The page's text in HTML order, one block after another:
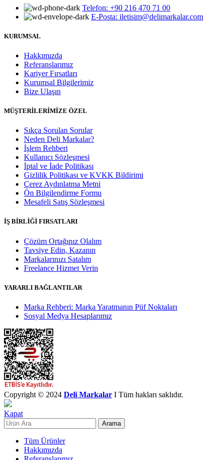
Telefon: +90 216 470 71 00
E-Posta: iletisim@delimarkalar.com
KURUMSAL
Hakkımızda
Referanslarımız
Kariyer Fırsatları
Kurumsal Bilgilerimiz
Bize Ulaşın
MÜŞTERİLERİMİZE ÖZEL
Sıkça Sorulan Sorular
Neden Deli Markalar?
İşlem Rehberi
Kullanıcı Sözleşmesi
İptal ve İade Politikası
Gizlilik Politikası ve KVKK Bildirimi
Çerez Aydınlatma Metni
Ön Bilgilendirme Formu
Mesafeli Satış Sözleşmesi
İŞ BİRLİĞİ FIRSATLARI
Çözüm Ortağınız Olalım
Tavsiye Edin, Kazanın
Markalarınızı Satalım
Freelance Hizmet Verin
YARARLI BAĞLANTILAR
Marka Rehberi: Marka Yaratmanın Püf Noktaları
Sosyal Medya Hesaplarımız
Copyright © 2024 Deli Markalar I Tüm hakları saklıdır.
Kapat
Arama
Tüm Ürünler
Hakkımızda